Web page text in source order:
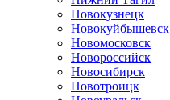
Новокузнецк
Новокуйбышевск
Новомосковск
Новороссийск
Новосибирск
Новотроицк